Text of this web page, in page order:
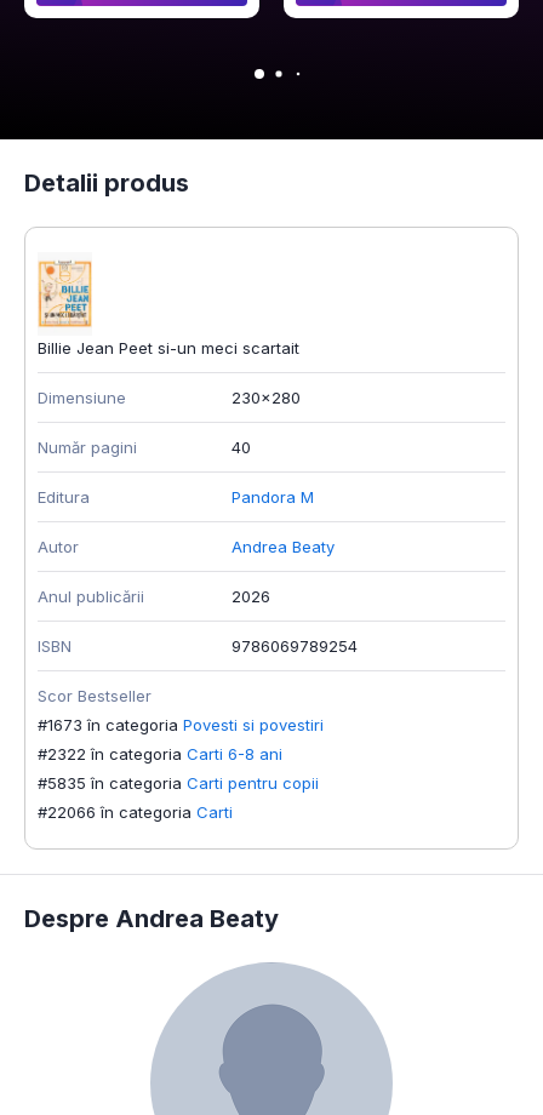
Detalii produs
Billie Jean Peet si-un meci scartait
Dimensiune 230x280
Număr pagini 40
Editura Pandora M
Autor Andrea Beaty
Anul publicării 2026
ISBN 9786069789254
Scor Bestseller
#1673 în categoria Povesti si povestiri
#2322 în categoria Carti 6-8 ani
#5835 în categoria Carti pentru copii
#22066 în categoria Carti
Despre Andrea Beaty